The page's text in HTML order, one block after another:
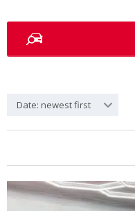
Date: newest first